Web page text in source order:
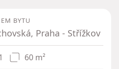
BYTU
Praha - Střížkov
60 m²